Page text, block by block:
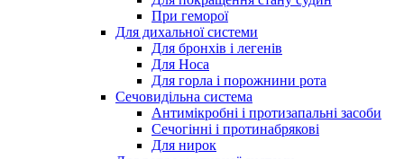
При геморої
Для дихальної системи
Для бронхів і легенів
Для Носа
Для горла і порожнини рота
Сечовидільна система
Антимікробні і протизапальні засоби
Сечогінні і протинабрякові
Для нирок